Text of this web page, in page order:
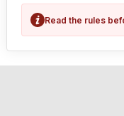
Read the rules